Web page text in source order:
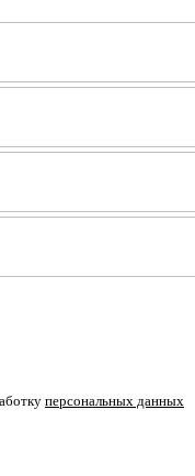
персональных данных